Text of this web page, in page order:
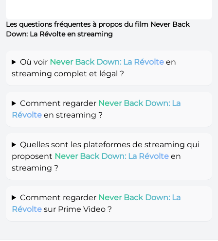
Les questions fréquentes à propos du film Never Back
Down: La Révolte en streaming
Où voir Never Back Down: La Révolteen
streaming complet et légal ?
Comment regarder Never Back Down: La
Révolte en streaming ?
Quelles sont les plateformes de streaming qui
proposent Never Back Down: La Révolte en
streaming ?
Comment regarder Never Back Down: La
Révolte sur Prime Video ?